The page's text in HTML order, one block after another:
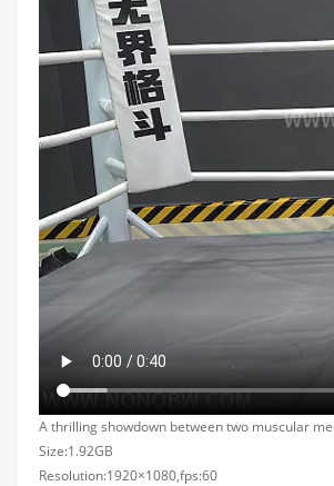
A thrilling showdown between two muscular
Size:1.92GB
Resolution:1920×1080,fps:60